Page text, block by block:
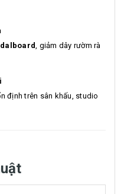
, giảm dây rườm rà
định trên sân khấu, studio